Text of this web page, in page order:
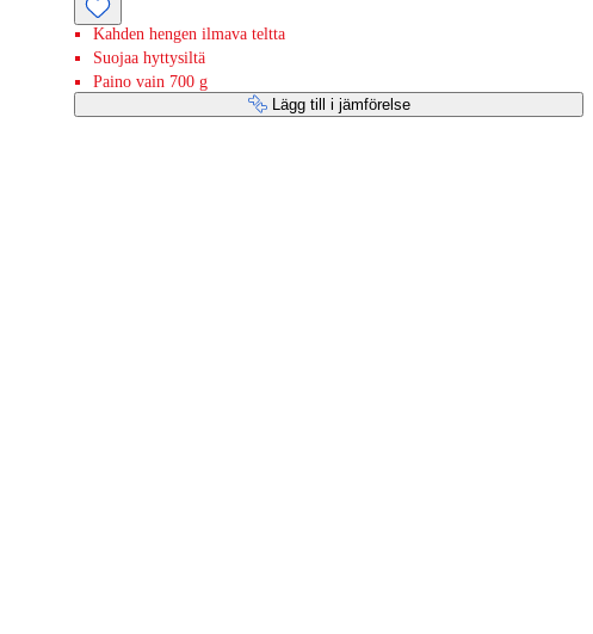
Kahden hengen ilmava teltta
Suojaa hyttysiltä
Paino vain 700 g
Lägg till i jämförelse